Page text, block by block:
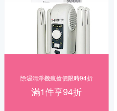
除濕清淨機瘋搶價限時94折
滿1件享94折